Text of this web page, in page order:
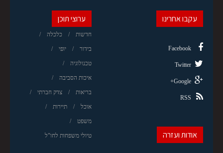
ערוצי תוכן
חדשות כלכלה
בידור יופי
טכנולוגיה
איכות הסביבה
בריאות צדק חברתי
אוכל תיירות
משפט
טיולי משפחות לחו"ל
עקבו אחרינו
Facebook
Twitter
Google+
RSS
אודות ועזרה